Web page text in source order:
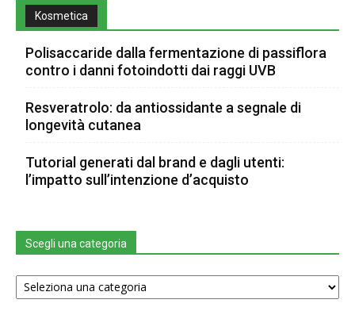
Kosmetica
Polisaccaride dalla fermentazione di passiflora
contro i danni fotoindotti dai raggi UVB
Resveratrolo: da antiossidante a segnale di
longevità cutanea
Tutorial generati dal brand e dagli utenti:
l’impatto sull’intenzione d’acquisto
Scegli una categoria
Scegli
una